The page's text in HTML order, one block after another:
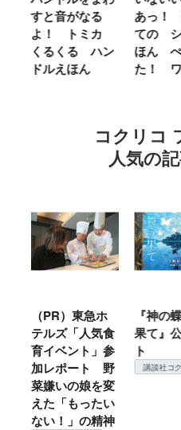
すと音がなる
よ！ トミカ
くるくる ハン
ドルえほん
あっ！
ての シ
ほん
た！
コクリコ
人気の
（PR）東急ホ
テルズ「人気食
育イベント」参
加レポート 野
菜嫌いの娘を変
えた「もったい
ない！」の精神
『神の
果て』
ト
講談社コ